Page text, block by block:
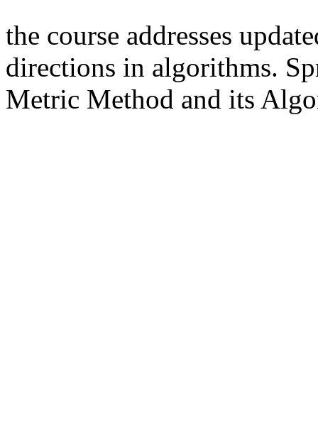
the course addresses
directions in algorithms.
Metric Method and its